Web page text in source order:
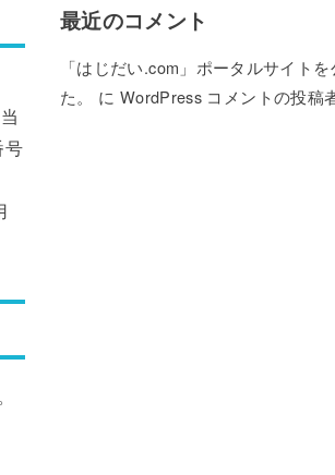
号
最近のコメント
「はじだい.com」ポータルサイト
た。
に WordPress コメントの投稿